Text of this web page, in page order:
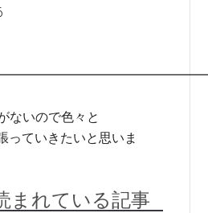
ないので色々と
っていきたいと思いま
まれている記事